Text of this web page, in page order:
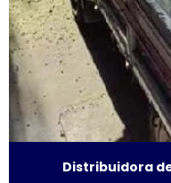
Fábrica de janela
Fábrica de janela
Fábrica de janela
Fábrica de janela
Distribuidora